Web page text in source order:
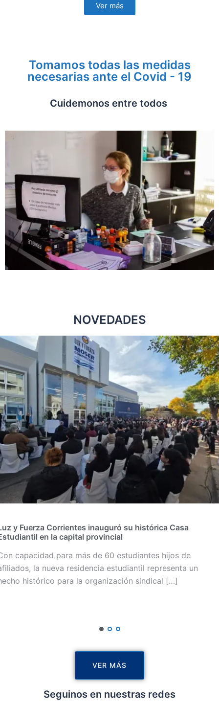
Ver más
Tomamos todas las medidas
necesarias ante el Covid - 19
Cuidemonos entre todos
NOVEDADES
y Fuerza Corrientes inauguró su histórica Casa
en la capital provincial
capacidad para más de 60 estudiantes hijos de
la nueva residencia estudiantil representa un
histórico para la organización sindical […]
VER MÁS
Seguinos en nuestras redes